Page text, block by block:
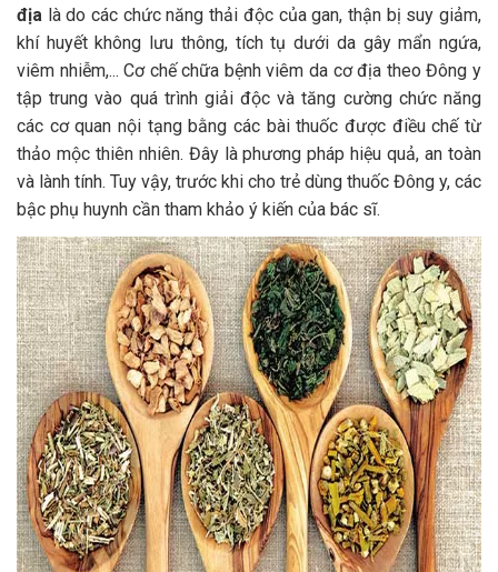
địa là do các chức năng thải độc của gan, thận bị suy giảm,
khí huyết không lưu thông, tích tụ dưới da gây mẩn ngứa,
viêm nhiễm,... Cơ chế chữa bệnh viêm da cơ địa theo Đông y
tập trung vào quá trình giải độc và tăng cường chức năng
các cơ quan nội tạng bằng các bài thuốc được điều chế từ
thảo mộc thiên nhiên. Đây là phương pháp hiệu quả, an toàn
và lành tính. Tuy vậy, trước khi cho trẻ dùng thuốc Đông y, các
bậc phụ huynh cần tham khảo ý kiến của bác sĩ.